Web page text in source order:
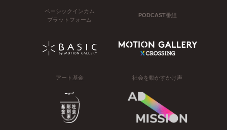
ベーシックインカム
プラットフォーム
PODCAST番組
アート基金 社会を動かすかけ声